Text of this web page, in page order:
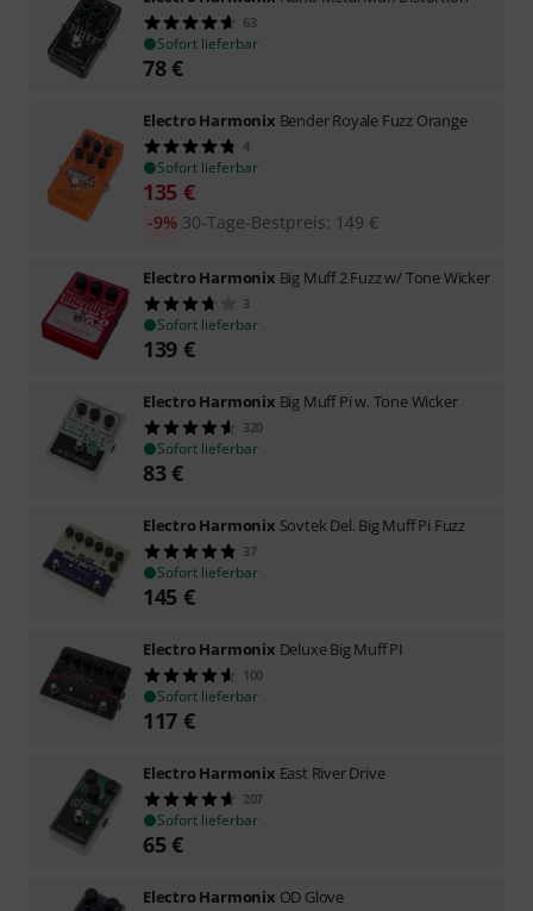
63
Sofort lieferbar
78€
Electro Harmonix Bender Royale Fuzz Orange
4
Sofort lieferbar
135 €
30-Tage-Bestpreis: 149 €
-9%
Electro Harmonix Big Muff 2 Fuzz w/ Tone Wicker
3
Sofort lieferbar
139 €
Electro Harmonix Big Muff Pi w. Tone Wicker
320
Sofort lieferbar
83€
Electro Harmonix Sovtek Del. Big Muff Pi Fuzz
37
Sofort lieferbar
145 €
Electro Harmonix Deluxe Big Muff PI
100
Sofort lieferbar
117 €
Electro Harmonix East River Drive
207
Sofort lieferbar
65€
Electro Harmonix OD Glove